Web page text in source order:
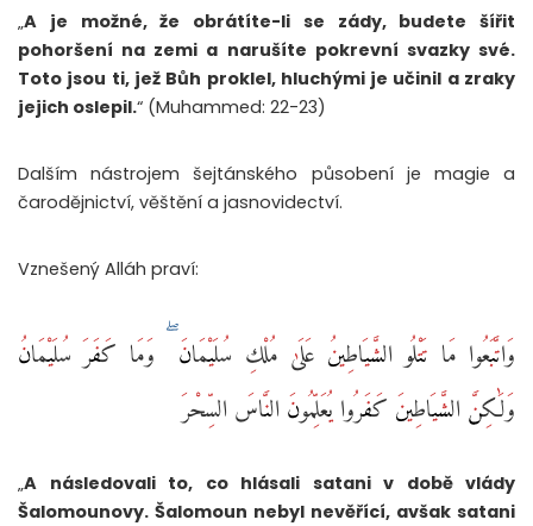
„A je možné, že obrátíte-li se zády, budete šířit
pohoršení na zemi a narušíte pokrevní svazky své.
Toto jsou ti, jež Bůh proklel, hluchými je učinil a zraky
jejich oslepil.“ (Muhammed: 22-23)
Dalším nástrojem šejtánského působení je magie a
čarodějnictví, věštění a jasnovidectví.
Vznešený Alláh praví:
وَاتَّبَعُوا مَا تَتْلُو الشَّيَاطِينُ عَلَىٰ مُلْكِ سُلَيْمَانَ ۖ وَمَا كَفَرَ سُلَيْمَانُ
وَلَٰكِنَّ الشَّيَاطِينَ كَفَرُوا يُعَلِّمُونَ النَّاسَ السِّحْرَ
„A následovali to, co hlásali satani v době vlády
Šalomounovy. Šalomoun nebyl nevěřící, avšak satani